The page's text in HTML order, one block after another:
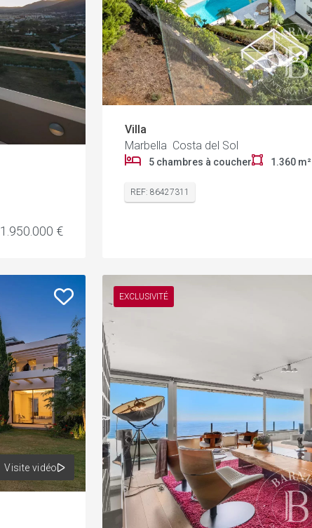
1.950.000 €
Villa
Marbella Costa del Sol
5 chambres à coucher 1.360 m²
REF: 86427311
Visite vidéo
EXCLUSIVITÉ